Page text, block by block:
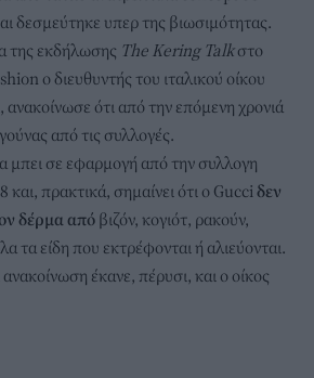
δεσμεύτηκε υπερ της βιωσιμότητας.
της εκδήλωσης The Kering Talkστο
ο διευθυντής του ιταλικού οίκου
ότι από την επόμενη χρονιά
από τις συλλογές.
σε εφαρμογή από την συλλογη
και, πρακτικά, σημαίνει ότι ο Gucciδεν
δέρμα από βιζόν, κογιότ, ρακούν,
τα είδη που εκτρέφονται ή αλιεύονται.
έκανε, πέρυσι, και ο οίκος